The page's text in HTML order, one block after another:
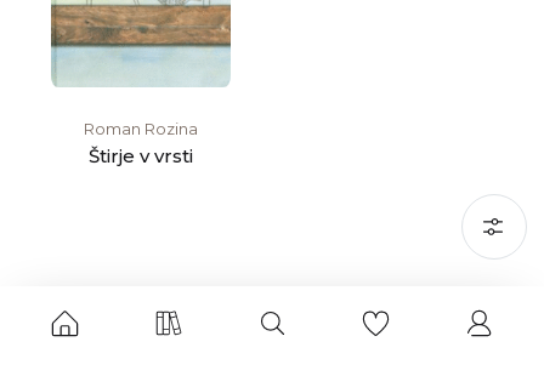
Roman Rozina
Štirje v vrsti